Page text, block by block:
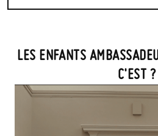
LES ENFANTS
C'EST ?